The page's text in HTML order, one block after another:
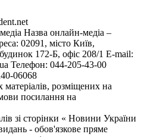
Назва онлайн-медіа –
02091, місто Київ,
172-Б, офіс 208/1 E-mail:
Телефон: 044-205-43-00
06068
розміщених на
посилання на
зі сторінки « Новини України
- обов'язкове пряме